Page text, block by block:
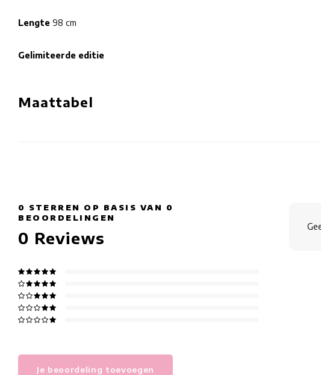
Lengte 98 cm
Gelimiteerde editie
Maattabel
0 STERREN OP BASIS VAN 0
BEOORDELINGEN
0 Reviews
Je beoordeling toevoegen